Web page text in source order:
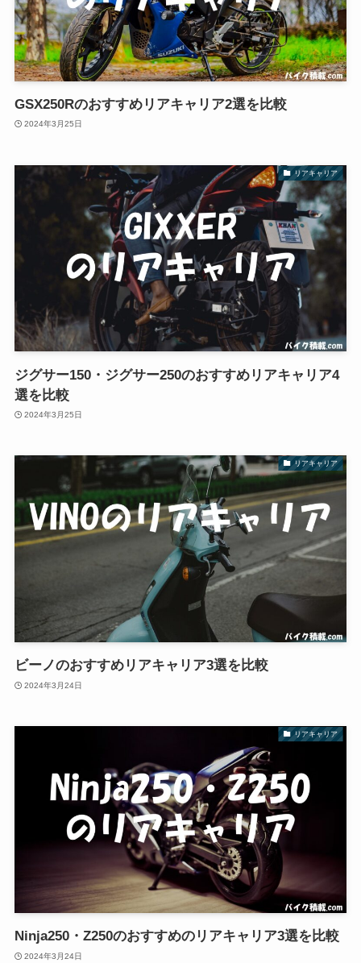
GSX250Rのおすすめリアキャリア2選を比較
2024年3月25日
リアキャリア
ジグサー150・ジグサー250のおすすめリアキャリア4
選を比較
2024年3月25日
リアキャリア
ビーノのおすすめリアキャリア3選を比較
2024年3月24日
リアキャリア
Ninja250・Z250のおすすめのリアキャリア3選を比較
2024年3月24日